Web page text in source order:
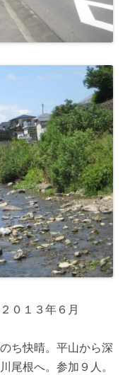
０１３年６月
ち快晴。平山から深
尾根へ。参加９人。